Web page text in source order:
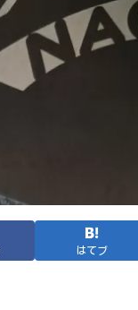
はてブ